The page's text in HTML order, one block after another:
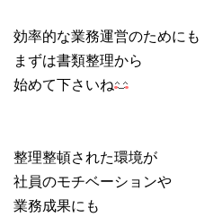
効率的な業務運営のためにも
まずは書類整理から
始めて下さいね
整理整頓された環境が
社員のモチベーションや
業務成果にも